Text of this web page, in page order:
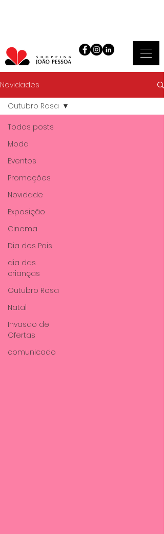
Novidades
Todos posts
Moda
Eventos
Promoções
Novidade
Exposição
Cinema
Dia dos Pais
dia das
crianças
Outubro Rosa
Natal
Invasão de
Ofertas
comunicado
Outubro Rosa